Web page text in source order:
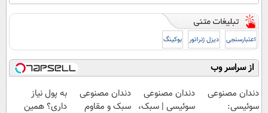
اعتبارسنجی دیزل ژنراتور بوکینگ
از سراسر وب
دندان مصنوعی
سوئیسی:
دندان مصنوعی
سوئیسی | سبک،
دندان مصنوعی
سبک و مقاوم
به پول نیاز
داری؟ همین